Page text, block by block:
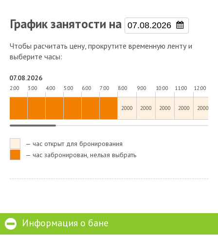
График занятости на
Чтобы расчитать цену, прокрутите временную ленту и
выберите часы:
07.08.2026
2:00 3:00 4:00 5:00 6:00 7:00 8:00 9:00 10:00 11:00 12:00
2000 2000 2000 2000 2000
— час открыт для бронирования
— час забронирован, нельзя выбрать
Информация о бане